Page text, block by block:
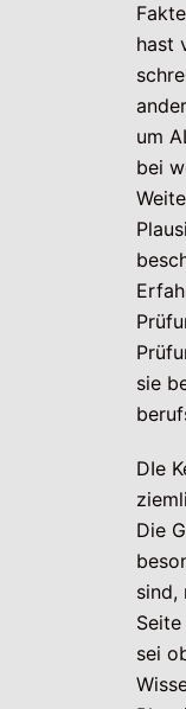
hast
um
bei
sie
DIe
Die
sind,
sei